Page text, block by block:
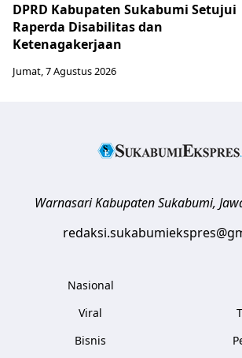
DPRD Kabupaten Sukabumi Setujui
Raperda Disabilitas dan
Ketenagakerjaan
Jumat, 7 Agustus 2026
Warnasari Kabupaten Sukabumi,
Nasional
Viral
Bisnis